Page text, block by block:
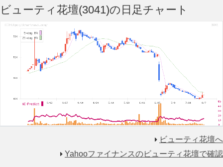
ビューティ花壇(3041)の日足チャート
ビューティ花壇へ
Yahooファイナンスのビューティ花壇で確認